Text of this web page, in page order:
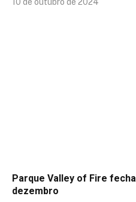
Parque Valley of Fire
dezembro